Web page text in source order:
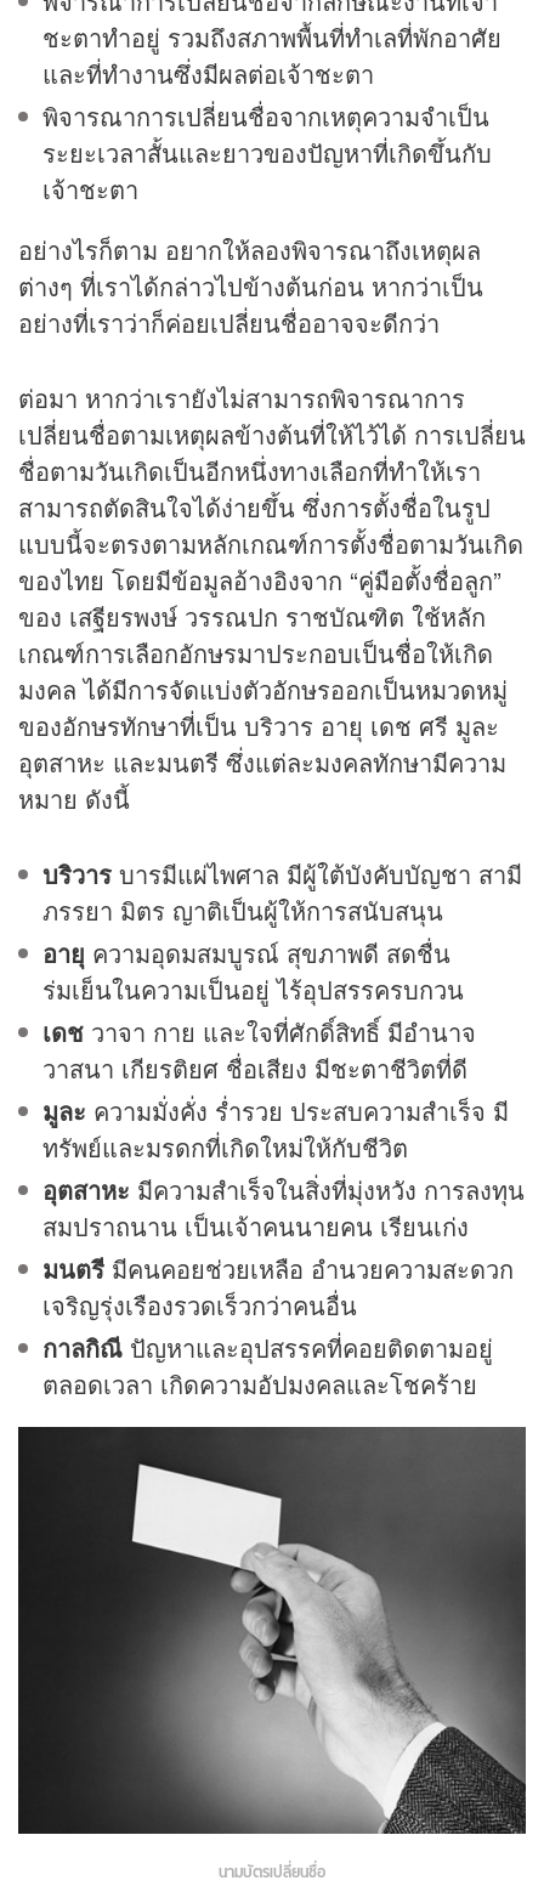
ชะตาทำอยู่ รวมถึงสภาพพื้นที่ทำเลที่พักอาศัย
และที่ทำงานซึ่งมีผลต่อเจ้าชะตา
พิจารณาการเปลี่ยนชื่อจากเหตุความจำเป็น
ระยะเวลาสั้นและยาวของปัญหาที่เกิดขึ้นกับ
เจ้าชะตา
อย่างไรก็ตาม อยากให้ลองพิจารณาถึงเหตุผล
ต่างๆ ที่เราได้กล่าวไปข้างต้นก่อน หากว่าเป็น
อย่างที่เราว่าก็ค่อยเปลี่ยนชื่ออาจจะดีกว่า
ต่อมา หากว่าเรายังไม่สามารถพิจารณาการ
เปลี่ยนชื่อตามเหตุผลข้างต้นที่ให้ไว้ได้ การเปลี่ยน
ชื่อตามวันเกิดเป็นอีกหนึ่งทางเลือกที่ทำให้เรา
สามารถตัดสินใจได้ง่ายขึ้น ซึ่งการตั้งชื่อในรูป
แบบนี้จะตรงตามหลักเกณฑ์การตั้งชื่อตามวันเกิด
ของไทย โดยมีข้อมูลอ้างอิงจาก “คู่มือตั้งชื่อลูก”
ของ เสฐียรพงษ์ วรรณปก ราชบัณฑิต ใช้หลัก
เกณฑ์การเลือกอักษรมาประกอบเป็นชื่อให้เกิด
มงคล ได้มีการจัดแบ่งตัวอักษรออกเป็นหมวดหมู่
ของอักษรทักษาที่เป็น บริวาร อายุ เดช ศรี มูละ
อุตสาหะ และมนตรี ซึ่งแต่ละมงคลทักษามีความ
หมาย ดังนี้
บริวาร บารมีแผ่ไพศาล มีผู้ใต้บังคับบัญชา สามี
ภรรยา มิตร ญาติเป็นผู้ให้การสนับสนุน
อายุ ความอุดมสมบูรณ์ สุขภาพดี สดชื่น
ร่มเย็นในความเป็นอยู่ ไร้อุปสรรครบกวน
เดช วาจา กาย และใจที่ศักดิ์สิทธิ์ มีอำนาจ
วาสนา เกียรติยศ ชื่อเสียง มีชะตาชีวิตที่ดี
มูละ ความมั่งคั่ง ร่ำรวย ประสบความสำเร็จ มี
ทรัพย์และมรดกที่เกิดใหม่ให้กับชีวิต
อุตสาหะ มีความสำเร็จในสิ่งที่มุ่งหวัง การลงทุน
สมปราถนาน เป็นเจ้าคนนายคน เรียนเก่ง
มนตรี มีคนคอยช่วยเหลือ อำนวยความสะดวก
เจริญรุ่งเรืองรวดเร็วกว่าคนอื่น
กาลกิณี ปัญหาและอุปสรรคที่คอยติดตามอยู่
ตลอดเวลา เกิดความอัปมงคลและโชคร้าย
นามบัตรเปลี่ยนชื่อ